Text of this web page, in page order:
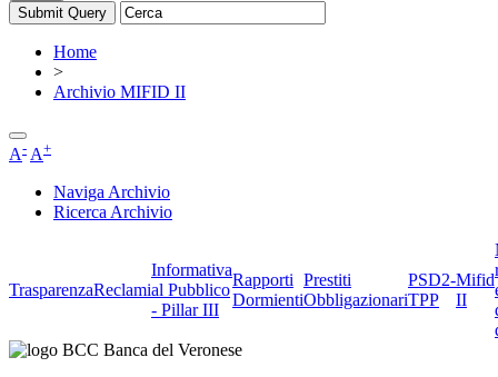
Home
>
Archivio MIFID II
A- A+
Naviga Archivio
Ricerca Archivio
TrasparenzaReclami
Informativa
al Pubblico
- Pillar III
Rapporti
Dormienti
Prestiti
Obbligazionari
PSD2-
TPP
Mifid
II